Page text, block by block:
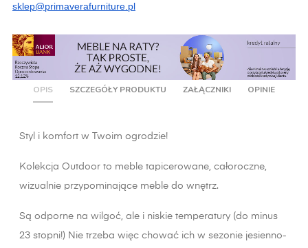
sklep@primaverafurniture.pl
OPIS SZCZEGÓŁY PRODUKTU ZAŁĄCZNIKI OPINIE
Styl i komfort w Twoim ogrodzie!
Kolekcja Outdoor to meble tapicerowane, całoroczne,
wizualnie przypominające meble do wnętrz.
Są odporne na wilgoć, ale i niskie temperatury (do minus
23 stopni!) Nie trzeba więc chować ich w sezonie jesienno-